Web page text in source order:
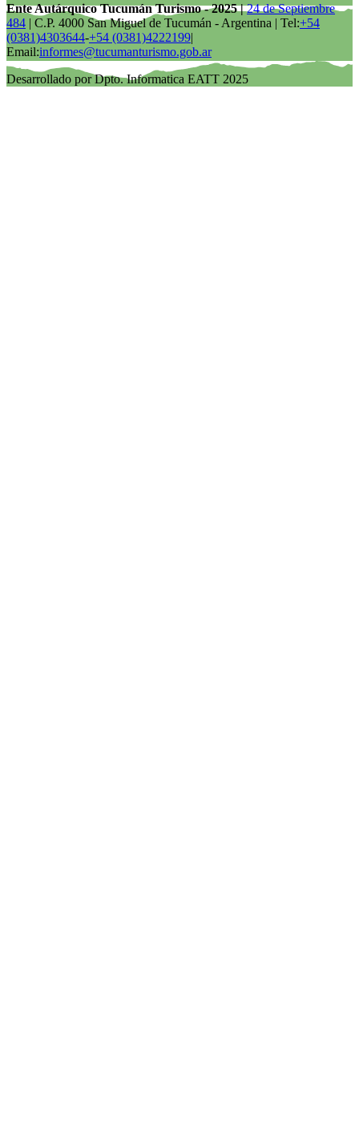
Ente Autárquico Tucumán Turismo - 2025 |24 de Septiembre
484 | C.P. 4000 San Miguel de Tucumán - Argentina | Tel:+54
(0381)4303644-+54 (0381)4222199|
Email:informes@tucumanturismo.gob.ar
Desarrollado por Dpto. Informatica EATT 2025